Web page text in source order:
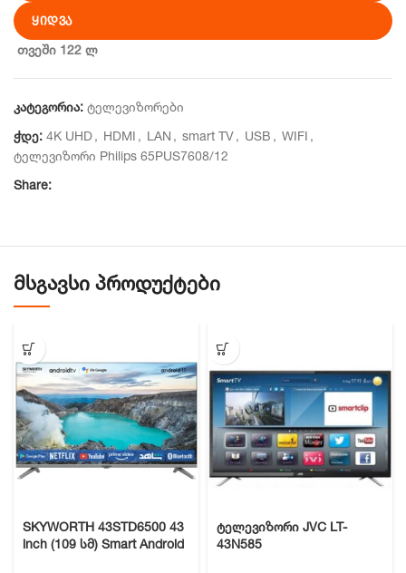
ᲧᲘᲓᲕᲐ
თვეში 122 ლ
კატეგორია: ტელევიზორები
ჭდე: 4K UHD, HDMI , LAN , smart TV, USB , WIFI ,
ტელევიზორი Philips 65PUS7608/12
Share:
ᲛᲡᲒᲐᲕᲡᲘ ᲞᲠᲝᲓᲣᲥᲢᲔᲑᲘ
SKYWORTH 43STD6500 43
inch (109 სმ) Smart Android
ტელევიზორი JVC LT-
43N585